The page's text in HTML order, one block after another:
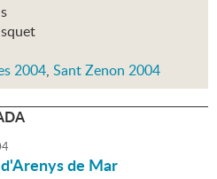
2004, Sant Zenon 2004
de Mar